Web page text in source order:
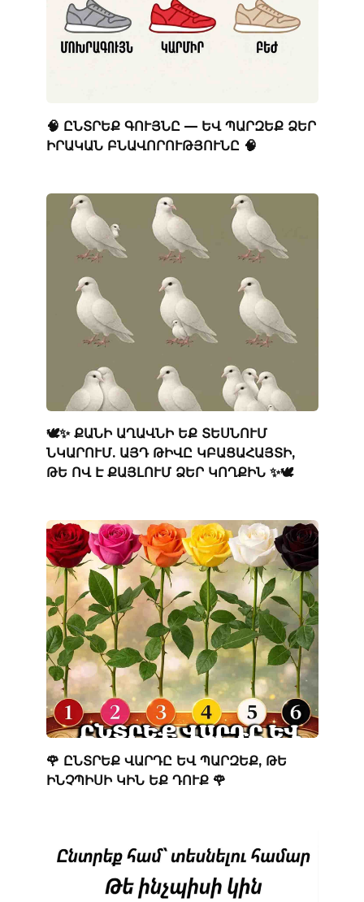
🧠 ԸՆՏՐԵՔ ԳՈՒՅՆԸ — ԵՎ ՊԱՐԶԵՔ ՁԵՐ
ԻՐԱԿԱՆ ԲՆԱՎՈՐՈՒԹՅՈՒՆԸ 🧠
🕊️✨ ՔԱՆԻ ԱՂԱՎՆԻ ԵՔ ՏԵՍՆՈՒՄ
ՆԿԱՐՈՒՄ. ԱՅԴ ԹԻՎԸ ԿԲԱՑԱՀԱՅՏԻ,
ԹԵ ՈՎ Է ՔԱՅԼՈՒՄ ՁԵՐ ԿՈՂՔԻՆ ✨🕊️
🌹 ԸՆՏՐԵՔ ՎԱՐԴԸ ԵՎ ՊԱՐԶԵՔ, ԹԵ
ԻՆՉՊԻՍԻ ԿԻՆ ԵՔ ԴՈՒՔ 🌹